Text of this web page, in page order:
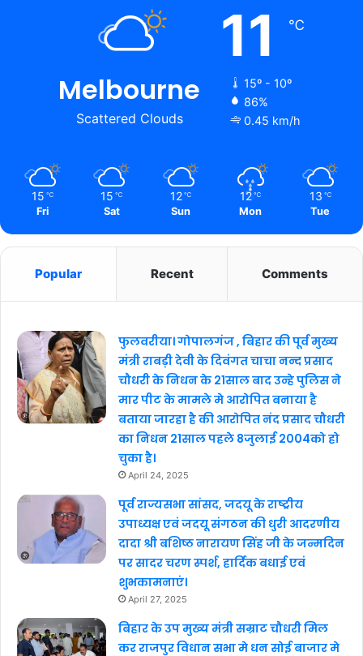
Melbourne
Scattered Clouds
11 ℃
15º - 10º
86%
0.45 km/h
15 ℃
Fri
15 ℃
Sat
12 ℃
Sun
12 ℃
Mon
13 ℃
Tue
Popular Recent Comments
फुलवरीया। गोपालगंज , बिहार की पूर्व मुख्य
मंत्री राबड़ी देवी के दिवंगत चाचा नन्द प्रसाद
चौधरी के निधन के 21साल बाद उन्हे पुलिस ने
मार पीट के मामले मे आरोपित बनाया है
बताया जारहा है की आरोपित नंद प्रसाद चौधरी
का निधन 21साल पहले 8जुलाई 2004को हो
चुका है।
April 24, 2025
पूर्व राज्यसभा सांसद, जदयू के राष्ट्रीय
उपाध्यक्ष एवं जदयू संगठन की धुरी आदरणीय
दादा श्री बशिष्ठ नारायण सिंह जी के जन्मदिन
पर सादर चरण स्पर्श, हार्दिक बधाई एवं
शुभकामनाएं।
April 27, 2025
बिहार के उप मुख्य मंत्री सम्राट चौधरी मिल
कर राजपुर विधान सभा मे धन सोई बाजार मे